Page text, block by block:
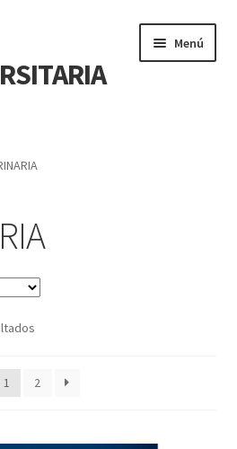
Menú
INFORMACIÓN Y DATOS
1 2